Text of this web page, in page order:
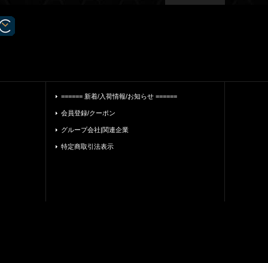
====== 新着/入荷情報/お知らせ ======
会員登録/クーポン
グループ会社|関連企業
特定商取引法表示